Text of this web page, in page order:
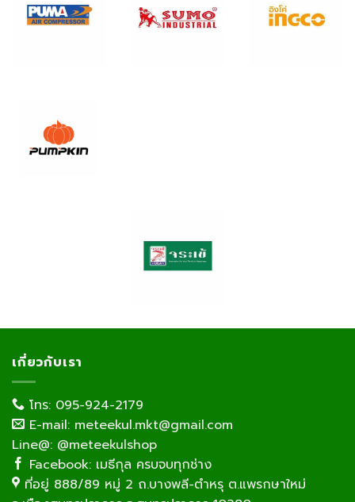
เกี่ยวกับเรา
โทร: 095-924-2179
E-mail: meteekul.mkt@gmail.com
Line@: @meteekulshop
Facebook: เมธีกุล ครบจบทุกช่าง
ที่อยู่ 888/89 หมู่ 2 ถ.บางพลี-ตำหรุ ต.แพรกษาใหม่